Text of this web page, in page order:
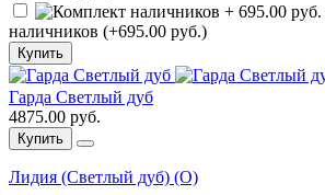
наличников (+695.00 руб.)
Купить
Гарда Светлый дуб
4875.00 руб.
Купить
Лидия (Светлый дуб) (О)